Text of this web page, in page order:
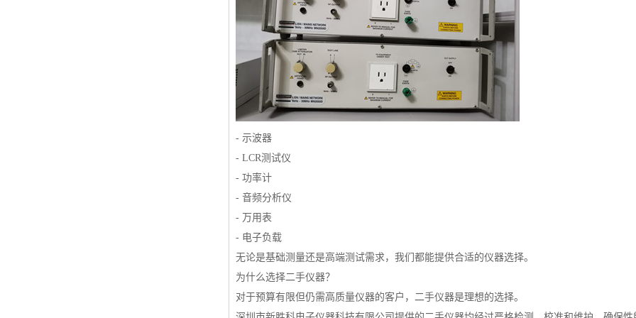
- 示波器
- LCR测试仪
- 功率计
- 音频分析仪
- 万用表
- 电子负载
无论是基础测量还是高端测试需求，我们都能提供合适的仪器选择。
为什么选择二手仪器？
对于预算有限但仍需高质量仪器的客户，二手仪器是理想的选择。